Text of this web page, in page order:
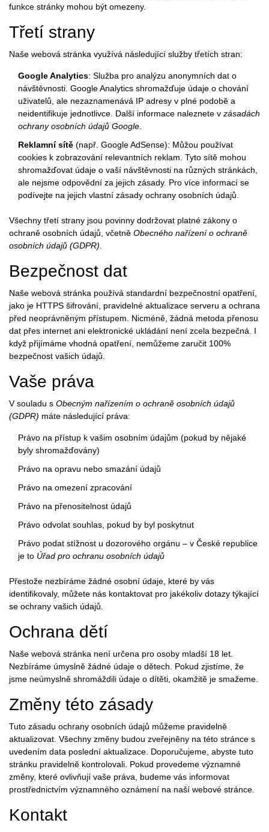
funkce stránky mohou být omezeny.
Třetí strany
Naše webová stránka využívá následující služby třetích stran:
Google Analytics: Služba pro analýzu anonymních dat o
návštěvnosti. Google Analytics shromažďuje údaje o chování
uživatelů, ale nezaznamenává IP adresy v plné podobě a
neidentifikuje jednotlivce. Další informace naleznete v zásadách
ochrany osobních údajů Google
Reklamní sítě (např. Google AdSense): Můžou používat
cookies k zobrazování relevantních reklam. Tyto sítě mohou
shromažďovat údaje o vaší návštěvnosti na různých stránkách,
ale nejsme odpovědní za jejich zásady. Pro více informací se
podívejte na jejich vlastní zásady ochrany osobních údajů.
Všechny třetí strany jsou povinny dodržovat platné zákony o
ochraně osobních údajů, včetně Obecného nařízení o ochraně
osobních údajů (GDPR)
Bezpečnost dat
Naše webová stránka používá standardní bezpečnostní opatření,
jako je HTTPS šifrování, pravidelné aktualizace serveru a ochrana
před neoprávněným přístupem. Nicméně, žádná metoda přenosu
dat přes internet ani elektronické ukládání není zcela bezpečná. I
když přijímáme vhodná opatření, nemůžeme zaručit 100%
bezpečnost vašich údajů.
Vaše práva
V souladu s Obecným nařízením o ochraně osobních údajů
(GDPR) máte následující práva:
Právo na přístup k vašim osobním údajům (pokud by nějaké
byly shromažďovány)
Právo na opravu nebo smazání údajů
Právo na omezení zpracování
Právo na přenositelnost údajů
Právo odvolat souhlas, pokud by byl poskytnut
Právo podat stížnost u dozorového orgánu – v České republice
je to Úřad pro ochranu osobních údajů
Přestože nezbíráme žádné osobní údaje, které by vás
identifikovaly, můžete nás kontaktovat pro jakékoliv dotazy týkající
se ochrany vašich údajů.
Ochrana dětí
Naše webová stránka není určena pro osoby mladší 18 let.
Nezbíráme úmyslně žádné údaje o dětech. Pokud zjistíme, že
jsme neúmyslně shromáždili údaje o dítěti, okamžitě je smažeme.
Změny této zásady
Tuto zásadu ochrany osobních údajů můžeme pravidelně
aktualizovat. Všechny změny budou zveřejněny na této stránce s
uvedením data poslední aktualizace. Doporučujeme, abyste tuto
stránku pravidelně kontrolovali. Pokud provedeme významné
změny, které ovlivňují vaše práva, budeme vás informovat
prostřednictvím významného oznámení na naší webové stránce.
Kontakt